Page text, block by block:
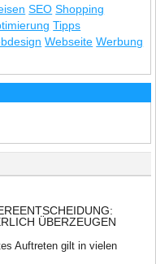
SEO Shopping
Tipps
Webseite Werbung
ÜBERZEUGEN W
Auftreten gilt in vielen